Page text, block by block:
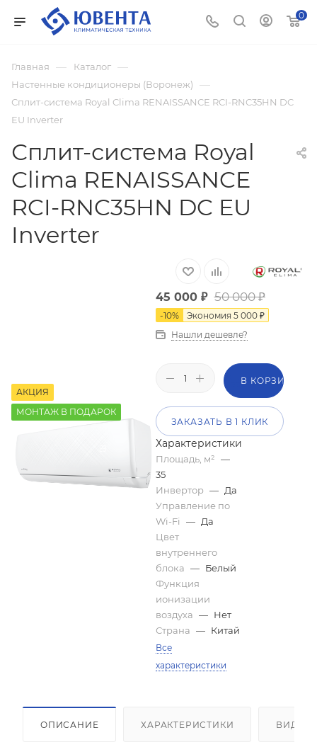
0
Главная — Каталог —
Настенные кондиционеры (Воронеж) —
Сплит-система Royal Clima RENAISSANCE RCI-RNC35HN DC
EU Inverter
Сплит-система Royal
Clima RENAISSANCE
RCI-RNC35HN DC EU
Inverter
АКЦИЯ
МОНТАЖ В ПОДАРОК
45 000₽ 50 000₽
-10% Экономия 5 000₽
Нашли дешевле?
В КОРЗИНУ
ЗАКАЗАТЬ В 1 КЛИК
Характеристики
Площадь, м² —
35
Инвертор — Да
Управление по
Wi-Fi
— Да
Цвет
внутреннего
блока — Белый
Функция
ионизации
воздуха — Нет
Страна — Китай
Все
характеристики
ОПИСАНИЕ ХАРАКТЕРИСТИКИ ВИДЕО